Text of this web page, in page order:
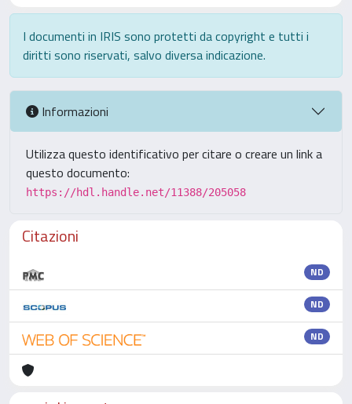
I documenti in IRIS sono protetti da copyright e tutti i
diritti sono riservati, salvo diversa indicazione.
Informazioni
Utilizza questo identificativo per citare o creare un link a
questo documento:
https://hdl.handle.net/11388/205058
Citazioni
ND
ND
ND